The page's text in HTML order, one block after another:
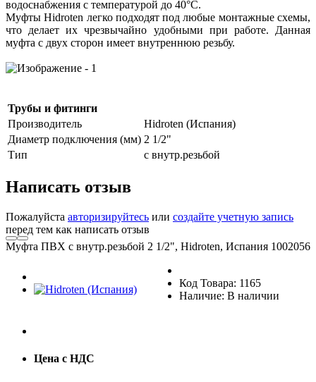
водоснабжения с температурой до 40°C.
Муфты Hidroten легко подходят под любые монтажные схемы,
что делает их чрезвычайно удобными при работе. Данная
муфта с двух сторон имеет внутреннюю резьбу.
Трубы и фитинги
Производитель
Hidroten (Испания)
Диаметр подключения (мм) 2 1/2"
Тип
с внутр.резьбой
Написать отзыв
Пожалуйста авторизируйтесь или создайте учетную запись
перед тем как написать отзыв
Муфта ПВХ с внутр.резьбой 2 1/2", Hidroten, Испания 1002056
Код Товара: 1165
Наличие: В наличии
Цена с НДС